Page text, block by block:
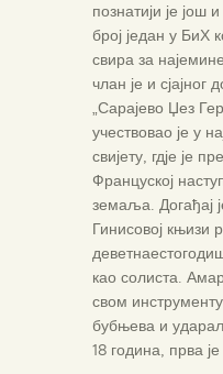
познатији је
број један у БиХ
свира за
члан је и сјајног
„Сарајево Џез
учествовао је у
свијету, гдје је
Француској
земаља. Догађај
Гинисовој књизи
као солиста.
свом
бубњева и
18 година, прва